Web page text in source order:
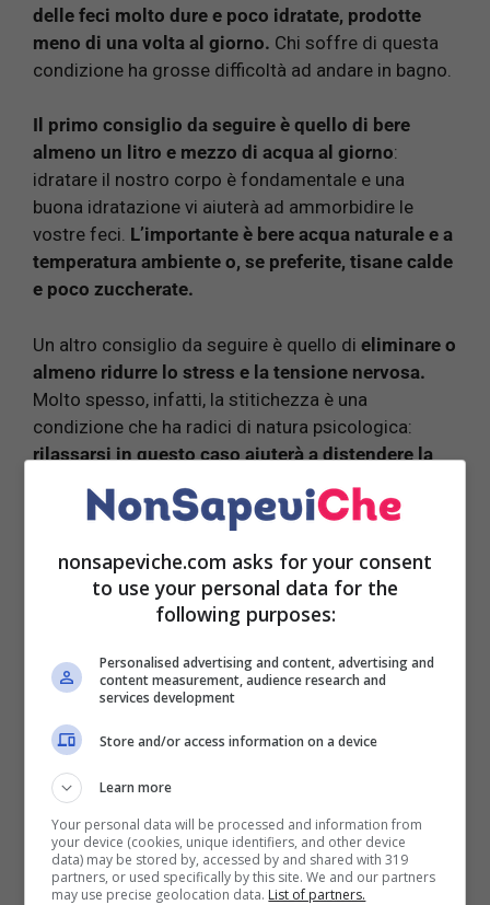
delle feci molto dure e poco idratate, prodotte
meno di una volta al giorno. Chi soffre di questa
condizione ha grosse difficoltà ad andare in bagno.
Il primo consiglio da seguire è quello di bere
almeno un litro e mezzo di acqua al giorno:
idratare il nostro corpo è fondamentale e una
buona idratazione vi aiuterà ad ammorbidire le
vostre feci. L’importante è bere acqua naturale e a
temperatura ambiente o, se preferite, tisane calde
e poco zuccherate.
Un altro consiglio da seguire è quello di eliminare o
almeno ridurre lo stress e la tensione nervosa.
Molto spesso, infatti, la stitichezza è una
condizione che ha radici di natura psicologica:
rilassarsi in questo caso aiuterà a distendere la
si può seguire anche un
percorso di meditazione o degli esercizi di
respirazione: gli store di app dei nostri moderni
smartphone sono zeppi di applicazioni che vi
allo stress.
LEGGI ANCHE:Singhiozzo: perché viene e i
rimedi per mandarlo via
nonsapeviche.com asks for your consent
to use your personal data for the
following purposes:
Personalised advertising and content, advertising and
content measurement, audience research and
services development
Store and/or access information on a device
Learn more
Your personal data will be processed and information from
your device (cookies, unique identifiers, and other device
data) may be stored by, accessed by and shared with 319
partners, or used specifically by this site. We and our partners
may use precise geolocation data. List of partners.